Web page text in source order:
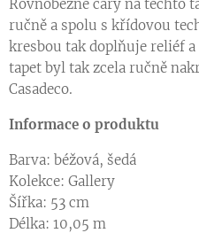
Rovnoběžné čáry na těchto
ručně a spolu s křídovou
kresbou tak doplňuje reliéf
tapet byl tak zcela ručně
Casadeco.
Informace o produktu
Barva: béžová, šedá
Kolekce: Gallery
Šířka: 53 cm
Délka: 10,05 m